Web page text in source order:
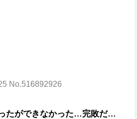
No.516892926
たができなかった…完敗だ…